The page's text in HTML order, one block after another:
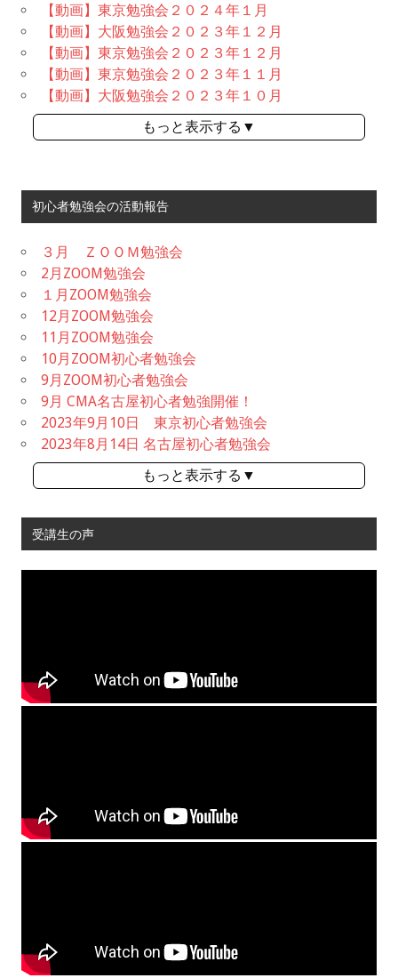
【動画】東京勉強会２０２４年１月
【動画】大阪勉強会２０２３年１２月
【動画】東京勉強会２０２３年１２月
【動画】東京勉強会２０２３年１１月
【動画】大阪勉強会２０２３年１０月
もっと表示する▼
初心者勉強会の活動報告
３月 ＺＯＯＭ勉強会
2月ZOOM勉強会
１月ZOOM勉強会
12月ZOOM勉強会
11月ZOOM勉強会
10月ZOOM初心者勉強会
9月ZOOM初心者勉強会
9月 CMA名古屋初心者勉強開催！
2023年9月10日 東京初心者勉強会
2023年8月14日 名古屋初心者勉強会
もっと表示する▼
受講生の声